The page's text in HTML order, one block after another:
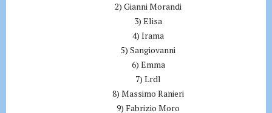
2) Gianni Morandi
3) Elisa
4) Irama
5) Sangiovanni
6) Emma
7) Lrdl
8) Massimo Ranieri
9) Fabrizio Moro